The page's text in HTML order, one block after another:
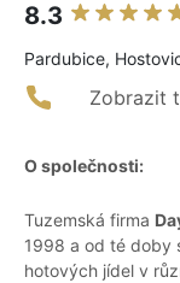
8.3
Pardubice,
Zobrazit
O společnosti:
Tuzemská firma
1998 a od té doby
hotových jídel v